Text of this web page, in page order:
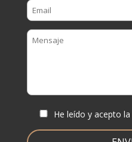
He leído y acepto la